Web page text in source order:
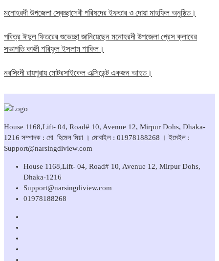
মনোহরদী উপজেলা স্বেচ্ছাসেবী পরিষদের ইফতার ও দোয়া মাহফিল অনুষ্ঠিত।
পবিত্র ঈদুল ফিতরের শুভেচ্ছা জানিয়েছেন মনোহরদী উপজেলা প্রেস ক্লাবের
সভাপতি কাজী শরিফুল ইসলাম শাকিল।
নরসিংদী রায়পুরায় মোটরসাইকেল এক্সিডেন্ট একজন আহত।
House 1168,Lift- 04, Road# 10, Avenue 12, Mirpur Dohs, Dhaka-
1216 সম্পাদক : মো হিমেল মিয়া । মোবাইল : 01978188268 । ইমেইল :
Support@narsingdiview.com
House 1168,Lift- 04, Road# 10, Avenue 12, Mirpur Dohs,
Dhaka-1216
Support@narsingdiview.com
01978188268